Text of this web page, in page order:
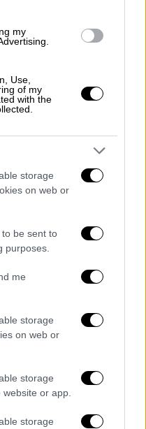
my
Use,
of my
with the
storage
on web or
be sent to
purposes.
me
storage
on web or
storage
or app.
storage
Μακαλιάς
ο τοκετός
είχε